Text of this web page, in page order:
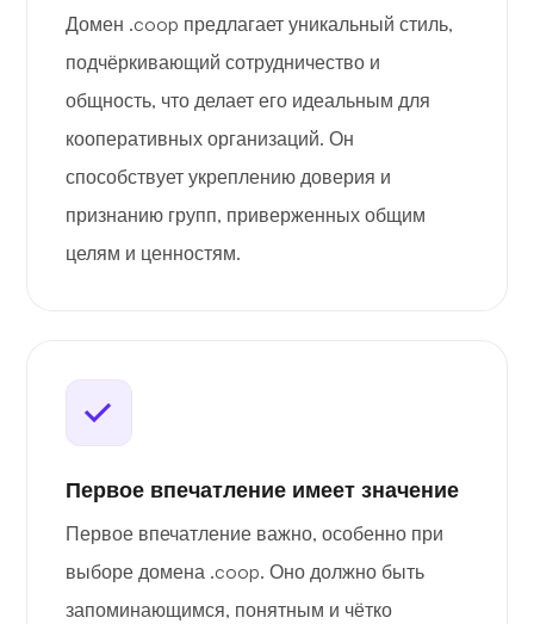
Домен .coop предлагает уникальный стиль,
подчёркивающий сотрудничество и
общность, что делает его идеальным для
кооперативных организаций. Он
способствует укреплению доверия и
признанию групп, приверженных общим
целям и ценностям.
Первое впечатление имеет значение
Первое впечатление важно, особенно при
выборе домена .coop. Оно должно быть
запоминающимся, понятным и чётко